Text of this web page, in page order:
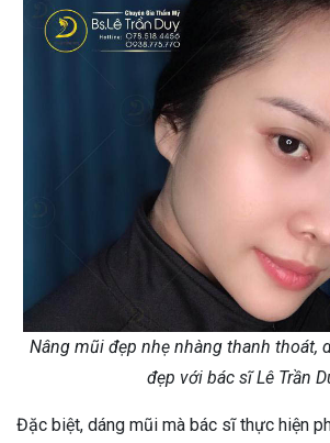
Nâng mũi đẹp nhẹ nhàng thanh thoát,
đẹp với bác sĩ Lê Trần
Đặc biệt, dáng mũi mà bác sĩ thực hiện